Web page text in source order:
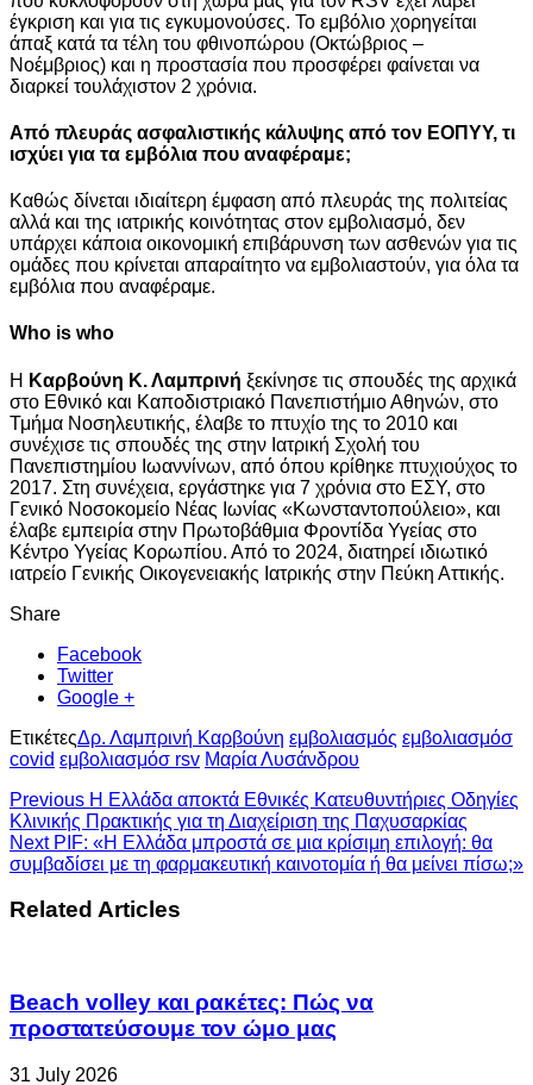
έγκριση και για τις εγκυμονούσες. Το εμβόλιο χορηγείται
άπαξ κατά τα τέλη του φθινοπώρου (Οκτώβριος –
Νοέμβριος) και η προστασία που προσφέρει φαίνεται να
διαρκεί τουλάχιστον 2 χρόνια.
Από πλευράς ασφαλιστικής κάλυψης από τον ΕΟΠΥΥ, τι
ισχύει για τα εμβόλια που αναφέραμε;
Καθώς δίνεται ιδιαίτερη έμφαση από πλευράς της πολιτείας
αλλά και της ιατρικής κοινότητας στον εμβολιασμό, δεν
υπάρχει κάποια οικονομική επιβάρυνση των ασθενών για τις
ομάδες που κρίνεται απαραίτητο να εμβολιαστούν, για όλα τα
εμβόλια που αναφέραμε.
Who is who
Η Καρβούνη Κ. Λαμπρινή ξεκίνησε τις σπουδές της αρχικά
στο Εθνικό και Καποδιστριακό Πανεπιστήμιο Αθηνών, στο
Τμήμα Νοσηλευτικής, έλαβε το πτυχίο της το 2010 και
συνέχισε τις σπουδές της στην Ιατρική Σχολή του
Πανεπιστημίου Ιωαννίνων, από όπου κρίθηκε πτυχιούχος το
2017. Στη συνέχεια, εργάστηκε για 7 χρόνια στο ΕΣΥ, στο
Γενικό Νοσοκομείο Νέας Ιωνίας «Κωνσταντοπούλειο», και
έλαβε εμπειρία στην Πρωτοβάθμια Φροντίδα Υγείας στο
Κέντρο Υγείας Κορωπίου. Από το 2024, διατηρεί ιδιωτικό
ιατρείο Γενικής Οικογενειακής Ιατρικής στην Πεύκη Αττικής.
Share
Facebook
Twitter
Google +
ΕτικέτεςΔρ. Λαμπρινή Καρβούνη εμβολιασμός εμβολιασμόσ
covid εμβολιασμόσ rsv Μαρία Λυσάνδρου
Previous Η Ελλάδα αποκτά Εθνικές Κατευθυντήριες Οδηγίες
Κλινικής Πρακτικής για τη Διαχείριση της Παχυσαρκίας
NextPIF: «Η Ελλάδα μπροστά σε μια κρίσιμη επιλογή: θα
συμβαδίσει με τη φαρμακευτική καινοτομία ή θα μείνει πίσω;»
Related Articles
Beach volley και ρακέτες: Πώς να
προστατεύσουμε τον ώμο μας
31 July 2026